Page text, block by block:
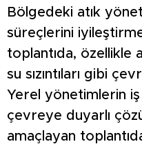
Bölgedeki atık
süreçlerini
toplantıda, özellikle
su sızıntıları gibi
Yerel yönetimlerin iş
çevreye duyarlı
amaçlayan